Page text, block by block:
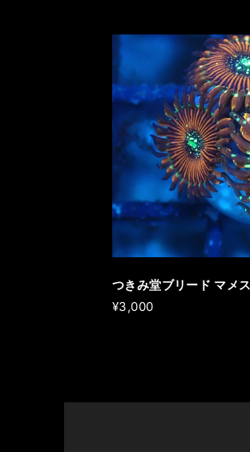
つきみ堂ブリード マメ
¥3,000